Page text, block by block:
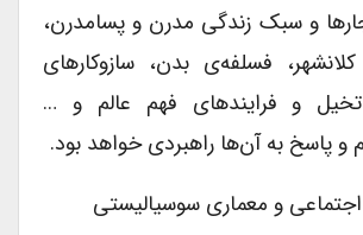
و سبک زندگی مدرن و پسامدرن،
فسلفه‌ی بدن، سازوکارهای
و فرایندهای فهم عالم و …
پاسخ به آن‌ها راهبردی خواهد بود.
و معماری سوسیالیستی